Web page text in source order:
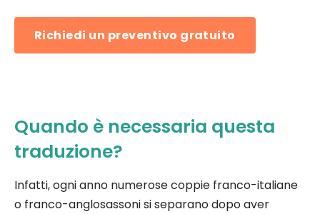
Richiedi un preventivo gratuito
Quando è necessaria questa
traduzione?
Infatti, ogni anno numerose coppie franco-italiane
o franco-anglosassoni si separano dopo aver